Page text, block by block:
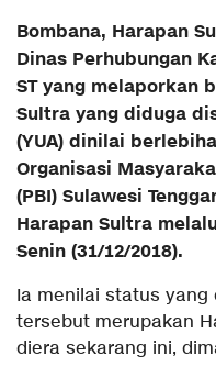
Bombana, Harapan
Dinas Perhubungan
ST yang melaporkan
Sultra yang diduga
(YUA) dinilai
Organisasi
(PBI) Sulawesi
Harapan Sultra
Senin (31/12/2018).
Ia menilai status yang
tersebut merupakan
diera sekarang ini,